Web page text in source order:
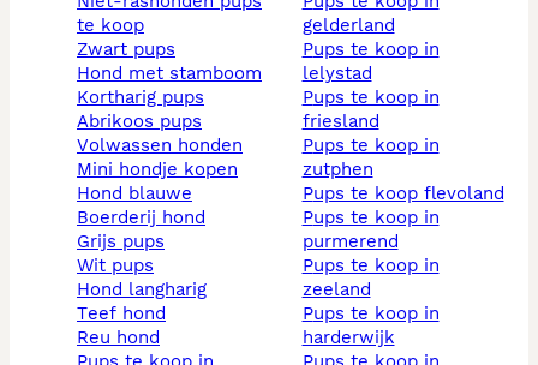
te koop
zwart pups
hond met stamboom
kortharig pups
abrikoos pups
volwassen honden
mini hondje kopen
hond blauwe
boerderij hond
grijs pups
wit pups
hond langharig
teef hond
reu hond
gelderland
pups te koop in
lelystad
pups te koop in
friesland
pups te koop in
zutphen
pups te koop flevoland
pups te koop in
purmerend
pups te koop in
zeeland
pups te koop in
harderwijk